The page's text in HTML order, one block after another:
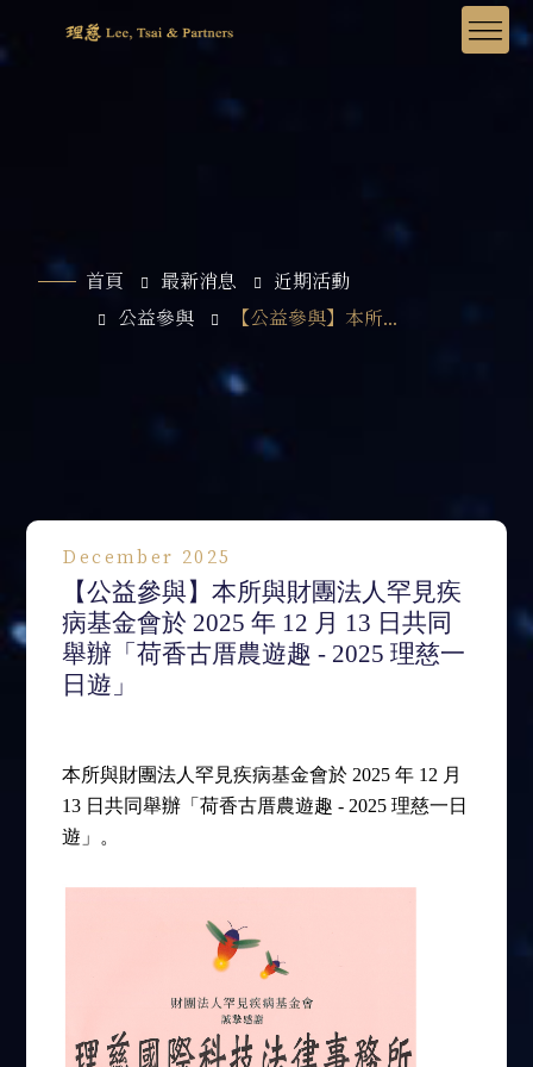
首頁 最新消息
近期活動
公益參與
【公益參與】本所...
December 2025
【公益參與】本所與財團法人罕見疾
病基金會於 2025 年 12 月 13 日共同
舉辦「荷香古厝農遊趣 - 2025 理慈一
日遊」
本所與財團法人罕見疾病基金會於 2025 年 12 月
13 日共同舉辦「荷香古厝農遊趣 - 2025 理慈一日
遊」。